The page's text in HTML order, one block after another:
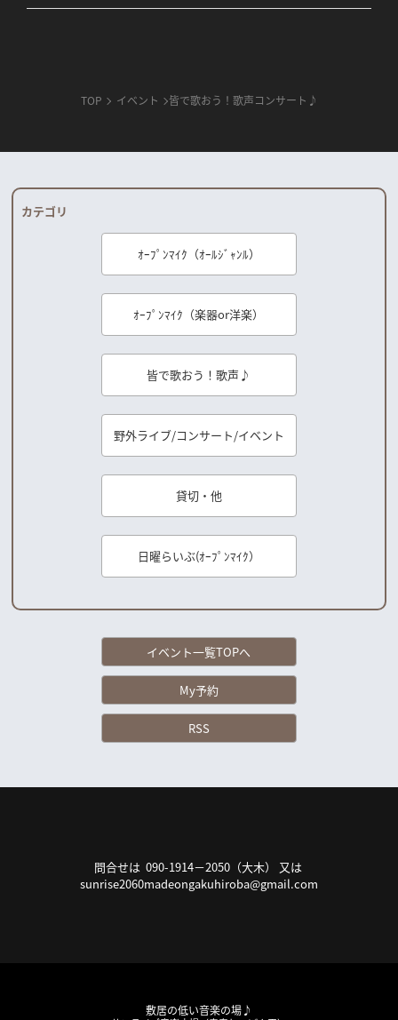
TOP イベント 皆で歌おう！歌声コンサート♪
カテゴリ
ｵｰﾌﾟﾝﾏｲｸ（ｵｰﾙｼﾞｬﾝﾙ）
ｵｰﾌﾟﾝﾏｲｸ（楽器or洋楽）
皆で歌おう！歌声♪
野外ライブ/コンサート/イベント
貸切・他
日曜らいぶ(ｵｰﾌﾟﾝﾏｲｸ）
イベント一覧TOPへ
My予約
RSS
問合せは 090-1914－2050（大木） 又は
sunrise2060madeongakuhiroba@gmail.com
敷居の低い音楽の場♪